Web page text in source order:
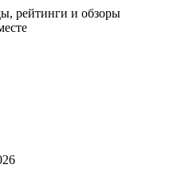
рейтинги и обзоры